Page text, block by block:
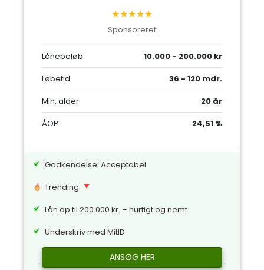
★★★★★
Sponsoreret
Lånebeløb
10.000 - 200.000 kr
Løbetid
36 - 120 mdr.
Min. alder
20 år
ÅOP
24,51 %
Godkendelse: Acceptabel
Trending
Lån op til 200.000 kr. – hurtigt og nemt.
Underskriv med MitID.
ANSØG HER